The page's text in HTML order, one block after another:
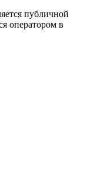
публичной
оператором в